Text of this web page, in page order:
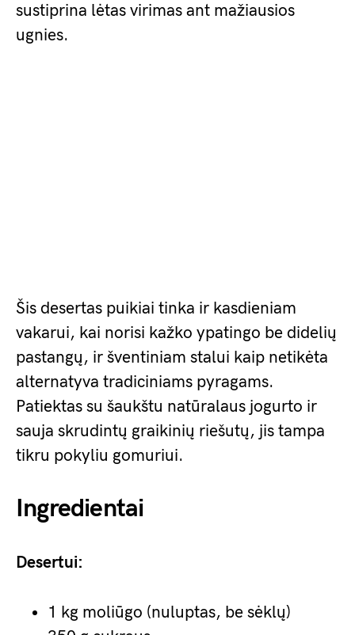
sustiprina lėtas virimas ant mažiausios
ugnies.
Šis desertas puikiai tinka ir kasdieniam
vakarui, kai norisi kažko ypatingo be didelių
pastangų, ir šventiniam stalui kaip netikėta
alternatyva tradiciniams pyragams.
Patiektas su šaukštu natūralaus jogurto ir
sauja skrudintų graikinių riešutų, jis tampa
tikru pokyliu gomuriui.
Ingredientai
Desertui:
1 kg moliūgo (nuluptas, be sėklų)